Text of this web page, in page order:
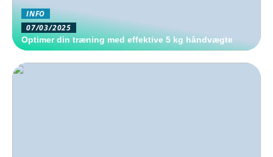
INFO
07/03/2025
Optimer din træning med effektive 5 kg håndvægte